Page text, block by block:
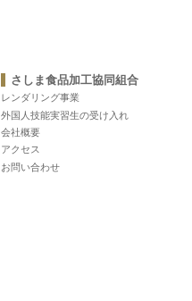
さしま食品加工協同組合
レンダリング事業
外国人技能実習生の受け入れ
会社概要
アクセス
お問い合わせ